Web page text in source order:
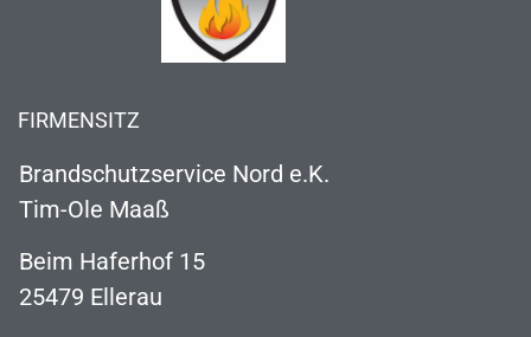
FIRMENSITZ
Brandschutzservice Nord e.K.
Tim-Ole Maaß
Beim Haferhof 15
25479 Ellerau